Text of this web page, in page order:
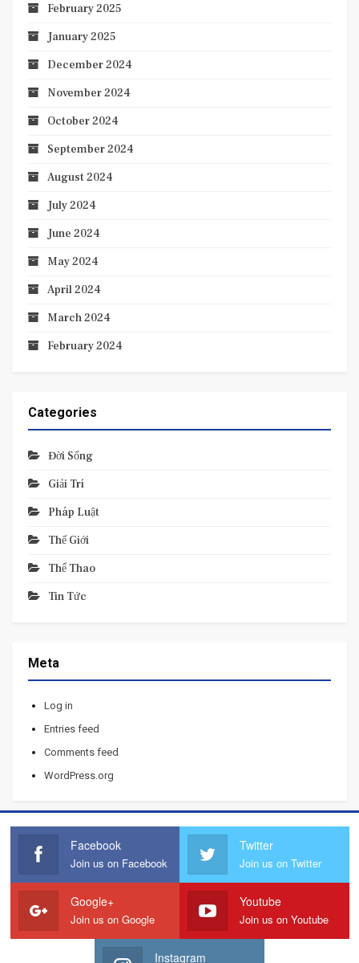
February 2025
January 2025
December 2024
November 2024
October 2024
September 2024
August 2024
July 2024
June 2024
May 2024
April 2024
March 2024
February 2024
Categories
Đời Sống
Giải Trí
Pháp Luật
Thế Giới
Thể Thao
Tin Tức
Meta
Log in
Entries feed
Comments feed
WordPress.org
Facebook
Join us on Facebook
Twitter
Join us on Twitter
Google+
Join us on Google
Youtube
Join us on Youtube
Instagram